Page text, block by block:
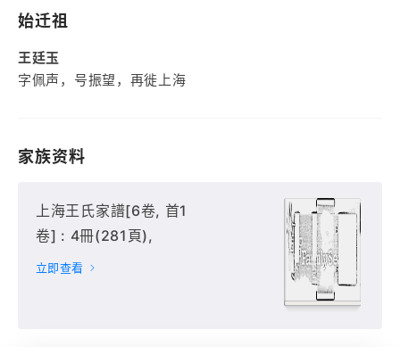
始迁祖
王廷玉
字佩声，号振望，再徙上海
家族资料
上海王氏家譜[6卷, 首1
卷] : 4冊(281頁),
立即查看